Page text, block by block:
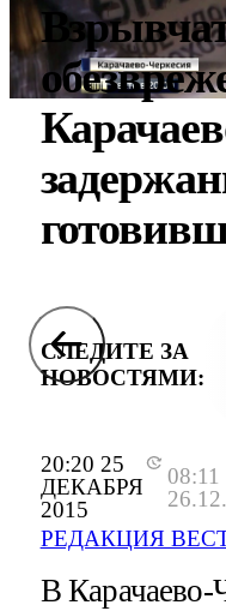
20:20 25
ДЕКАБРЯ
2015
08:11
РЕДАКЦИЯ
СЛЕДИТЕ ЗА
НОВОСТЯМИ:
В Карачаево-